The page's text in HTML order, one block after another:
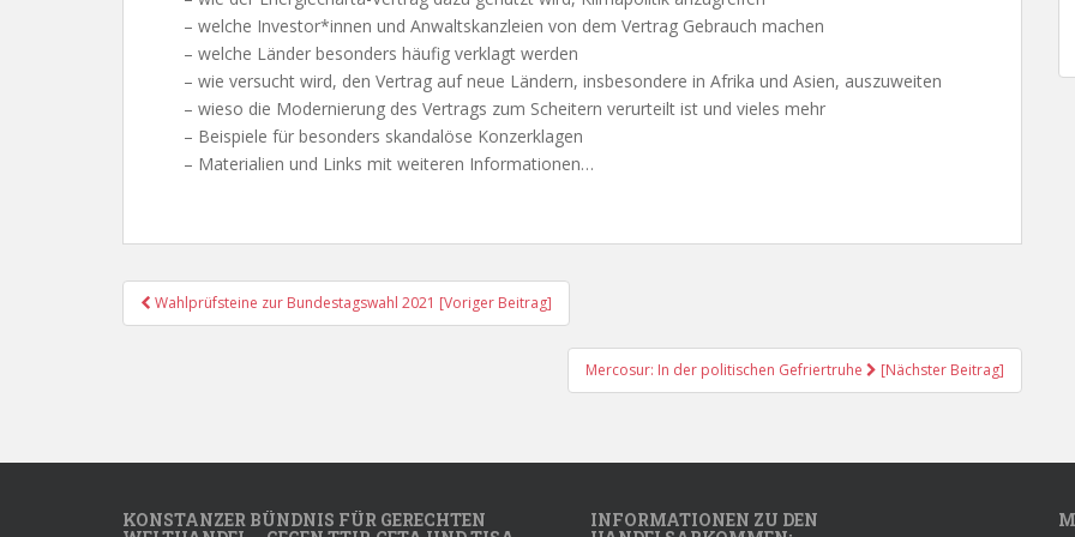
– welche Investor*innen und Anwaltskanzleien von dem Vertrag Gebrauch machen
– welche Länder besonders häufig verklagt werden
– wie versucht wird, den Vertrag auf neue Ländern, insbesondere in Afrika und Asien, auszuweiten
– wieso die Modernierung des Vertrags zum Scheitern verurteilt ist und vieles mehr
– Beispiele für besonders skandalöse Konzerklagen
– Materialien und Links mit weiteren Informationen…
Post
Navigation
Wahlprüfsteine zur Bundestagswahl 2021 [Voriger Beitrag]
Mercosur: In der politischen Gefriertruhe [Nächster Beitrag]
KONSTANZER BÜNDNIS FÜR GERECHTEN INFORMATIONEN ZU DEN